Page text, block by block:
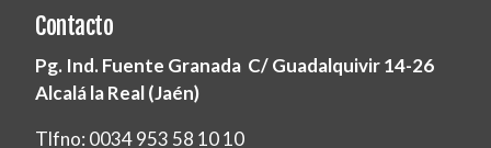
Contacto
Pg. Ind. Fuente Granada C/ Guadalquivir 14-26
Alcalá la Real (Jaén)
Tlfno: 0034 953 58 10 10